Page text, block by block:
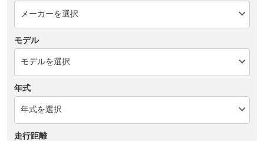
モデル
年式
走行距離